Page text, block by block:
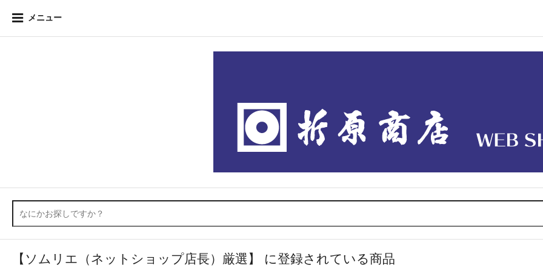
メニュー
【ソムリエ（ネットショップ店長）厳選】 に登録されている商品